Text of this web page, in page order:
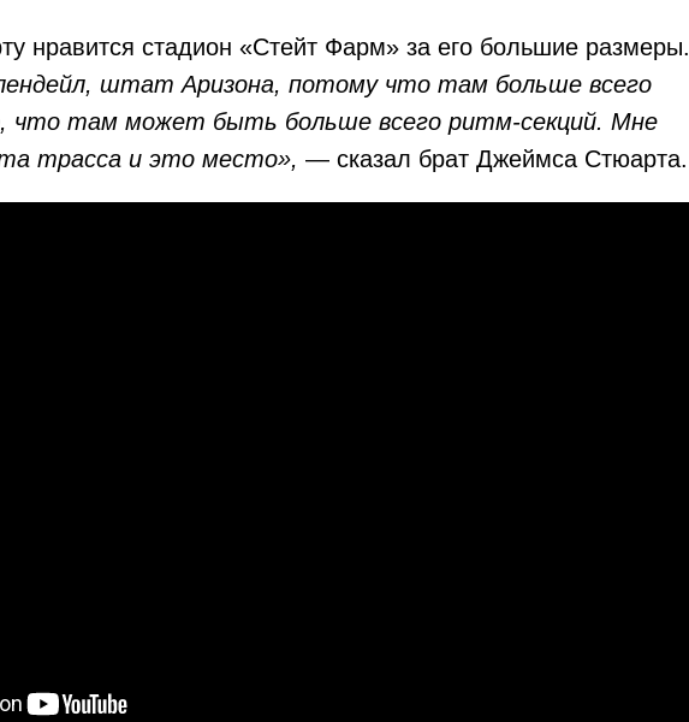
нравится стадион «Стейт Фарм» за его большие размеры.
штат Аризона, потому что там больше всего
что там может быть больше всего ритм-секций. Мне
трасса и это место», — сказал брат Джеймса Стюарта.